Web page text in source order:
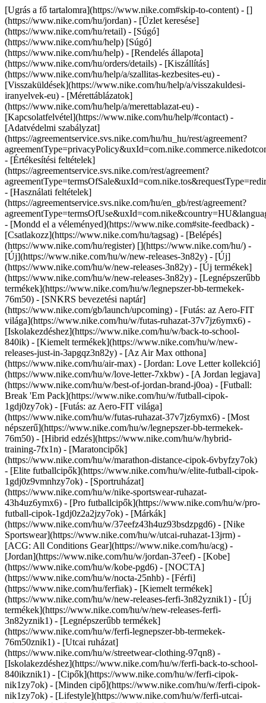
[Ugrás a fő tartalomra](https://www.nike.com#skip-to-content) - []
(https://www.nike.com/hu/jordan) - [Üzlet keresése]
(https://www.nike.com/hu/retail) - [Súgó]
(https://www.nike.com/hu/help) [Súgó]
(https://www.nike.com/hu/help) - [Rendelés állapota]
(https://www.nike.com/hu/orders/details) - [Kiszállítás]
(https://www.nike.com/hu/help/a/szallitas-kezbesites-eu) -
[Visszaküldések](https://www.nike.com/hu/help/a/visszakuldesi-
iranyelvek-eu) - [Mérettáblázatok]
(https://www.nike.com/hu/help/a/merettablazat-eu) -
[Kapcsolatfelvétel](https://www.nike.com/hu/help/#contact) -
[Adatvédelmi szabályzat]
(https://agreementservice.svs.nike.com/hu/hu_hu/rest/agreement?
- [Értékesítési feltételek]
(https://agreementservice.svs.nike.com/rest/agreement?
- [Használati feltételek]
(https://agreementservice.svs.nike.com/hu/en_gb/rest/agreement?
- [Mondd el a véleményed](https://www.nike.com#site-feedback) -
[Csatlakozz](https://www.nike.com/hu/tagsag) - [Belépés]
(https://www.nike.com/hu/register) [](https://www.nike.com/hu/) -
[Új](https://www.nike.com/hu/w/new-releases-3n82y) - [Új]
(https://www.nike.com/hu/w/new-releases-3n82y) - [Új termékek]
(https://www.nike.com/hu/w/new-releases-3n82y) - [Legnépszerűbb
termékek](https://www.nike.com/hu/w/legnepszer-bb-termekek-
76m50) - [SNKRS bevezetési naptár]
(https://www.nike.com/gb/launch/upcoming) - [Futás: az Aero-FIT
világa](https://www.nike.com/hu/w/futas-ruhazat-37v7jz6ymx6) -
[Iskolakezdéshez](https://www.nike.com/hu/w/back-to-school-
840ik) - [Kiemelt termékek](https://www.nike.com/hu/w/new-
releases-just-in-3apgqz3n82y) - [Az Air Max otthona]
(https://www.nike.com/hu/air-max) - [Jordan: Love Letter kollekció]
(https://www.nike.com/hu/w/love-letter-7xkbw) - [A Jordan legjava]
(https://www.nike.com/hu/w/best-of-jordan-brand-j0oa) - [Futball:
Break 'Em Pack](https://www.nike.com/hu/w/futball-cipok-
1gdj0zy7ok) - [Futás: az Aero-FIT világa]
(https://www.nike.com/hu/w/futas-ruhazat-37v7jz6ymx6) - [Most
népszerű](https://www.nike.com/hu/w/legnepszer-bb-termekek-
76m50) - [Hibrid edzés](https://www.nike.com/hu/w/hybrid-
training-7fx1n) - [Maratoncipők]
(https://www.nike.com/hu/w/marathon-distance-cipok-6vbyfzy7ok)
- [Elite futballcipők](https://www.nike.com/hu/w/elite-futball-cipok-
1gdj0z9vmnhzy7ok) - [Sportruházat]
(https://www.nike.com/hu/w/nike-sportswear-ruhazat-
43h4uz6ymx6) - [Pro futballcipők](https://www.nike.com/hu/w/pro-
futball-cipok-1gdj0z2a2jzy7ok) - [Márkák]
(https://www.nike.com/hu/w/37eefz43h4uz93bsdzpgd6) - [Nike
Sportswear](https://www.nike.com/hu/w/utcai-ruhazat-13jrm) -
[ACG: All Conditions Gear](https://www.nike.com/hu/acg) -
[Jordan](https://www.nike.com/hu/w/jordan-37eef) - [Kobe]
(https://www.nike.com/hu/w/kobe-pgd6) - [NOCTA]
(https://www.nike.com/hu/w/nocta-25nhb) - [Férfi]
(https://www.nike.com/hu/ferfiak) - [Kiemelt termékek]
(https://www.nike.com/hu/w/new-releases-ferfi-3n82yznik1) - [Új
termékek](https://www.nike.com/hu/w/new-releases-ferfi-
3n82yznik1) - [Legnépszerűbb termékek]
(https://www.nike.com/hu/w/ferfi-legnepszer-bb-termekek-
76m50znik1) - [Utcai ruházat]
(https://www.nike.com/hu/w/streetwear-clothing-97qn8) -
[Iskolakezdéshez](https://www.nike.com/hu/w/ferfi-back-to-school-
840ikznik1) - [Cipők](https://www.nike.com/hu/w/ferfi-cipok-
nik1zy7ok) - [Minden cipő](https://www.nike.com/hu/w/ferfi-cipok-
nik1zy7ok) - [Lifestyle](https://www.nike.com/hu/w/ferfi-utcai-